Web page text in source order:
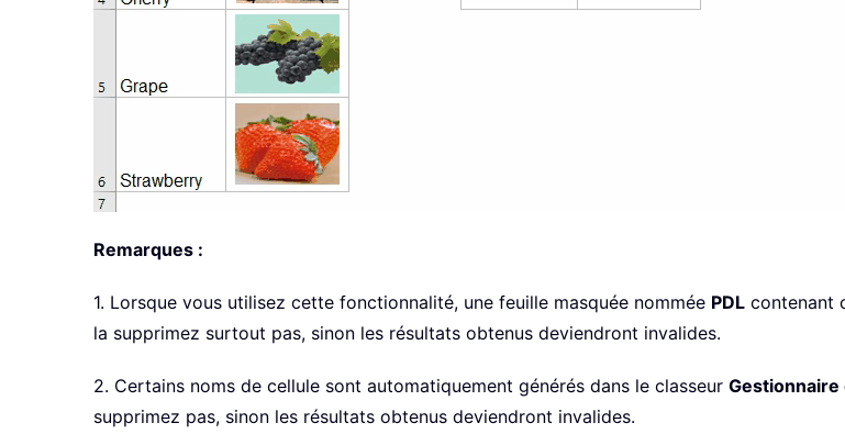
Remarques :
1. Lorsque vous utilisez cette fonctionnalité, une feuille masquée nommée PDL contenant
la supprimez surtout pas, sinon les résultats obtenus deviendront invalides.
2. Certains noms de cellule sont automatiquement générés dans le classeur Gestionnaire
supprimez pas, sinon les résultats obtenus deviendront invalides.